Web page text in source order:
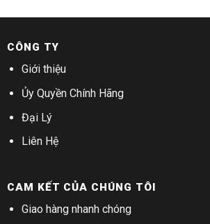
CÔNG TY
Giới thiệu
Ủy Quyền Chính Hãng
Đại Lý
Liên Hệ
CAM KẾT CỦA CHÚNG TÔI
Giao hàng nhanh chóng